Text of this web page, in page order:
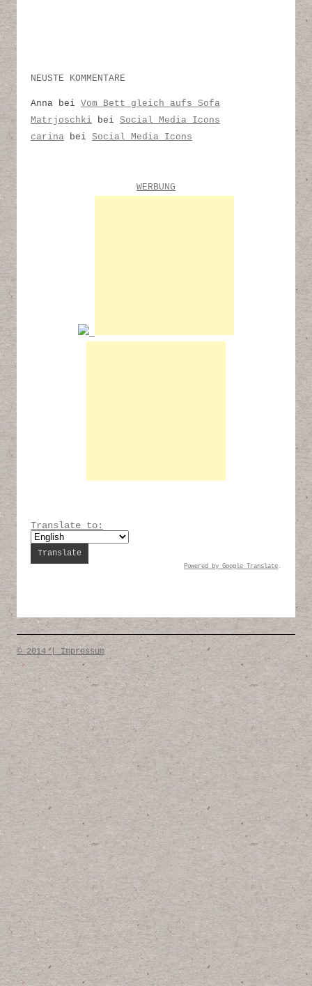
NEUSTE KOMMENTARE
Anna bei Vom Bett gleich aufs Sofa
Matrjoschki bei Social Media Icons
carina bei Social Media Icons
WERBUNG
Translate to:
Powered by Google Translate .
© 2014 | Impressum